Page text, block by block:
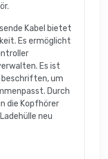
Kabel bietet
Es ermöglicht
Es ist
um
Durch
die Kopfhörer
neu